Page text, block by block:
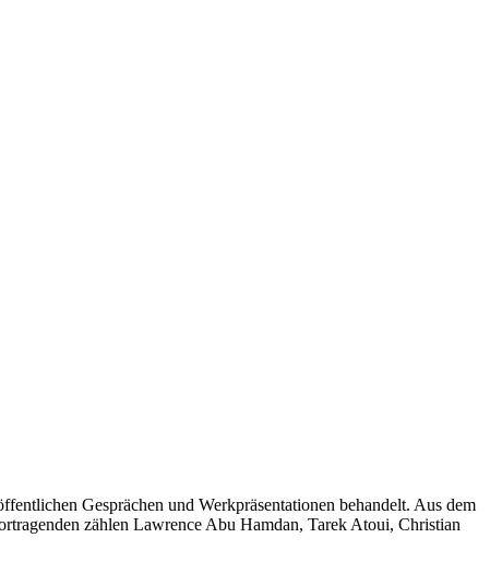
Gesprächen und Werkpräsentationen behandelt. Aus dem
zählen Lawrence Abu Hamdan, Tarek Atoui, Christian